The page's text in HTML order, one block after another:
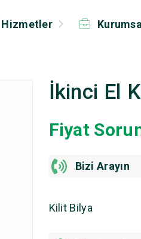
Hizmetler
İkinci El
Fiyat
Bizi Arayın
Kilit Bilya